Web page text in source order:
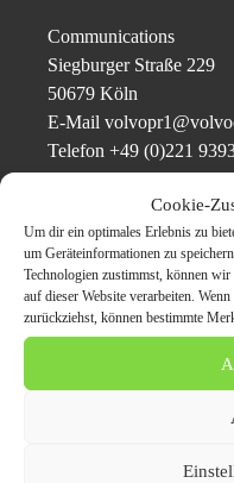
Cookie-
Um dir ein optimales Erlebnis zu
um Geräteinformationen zu
Technologien zustimmst, können
auf dieser Website verarbeiten.
zurückziehst, können bestimmte
Communications
Siegburger Straße 229
50679 Köln
E-Mail
Telefon +49 (0)221
Fax +49 (0)221 9393 –
Original-Content von: Volvo
Instrumentenanzeige / Weiterer
www.presseportal.de/nr/76941 /
redaktionelle Zwecke ist unter